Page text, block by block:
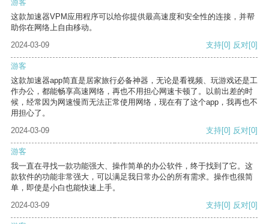
游客
这款加速器VPM应用程序可以给你提供最高速度和安全性的连接，并帮
助你在网络上自由移动。
2024-03-09
支持[0] 反对[0]
游客
这款加速器app简直是居家旅行必备神器，无论是看视频、玩游戏还是工
作办公，都能畅享高速网络，再也不用担心网速卡顿了。以前出差的时
候，经常因为网速慢而无法正常使用网络，现在有了这个app，我再也不
用担心了。
2024-03-09
支持[0] 反对[0]
游客
我一直在寻找一款功能强大、操作简单的办公软件，终于找到了它。这
款软件的功能非常强大，可以满足我日常办公的所有需求。操作也很简
单，即使是小白也能快速上手。
2024-03-09
支持[0] 反对[0]